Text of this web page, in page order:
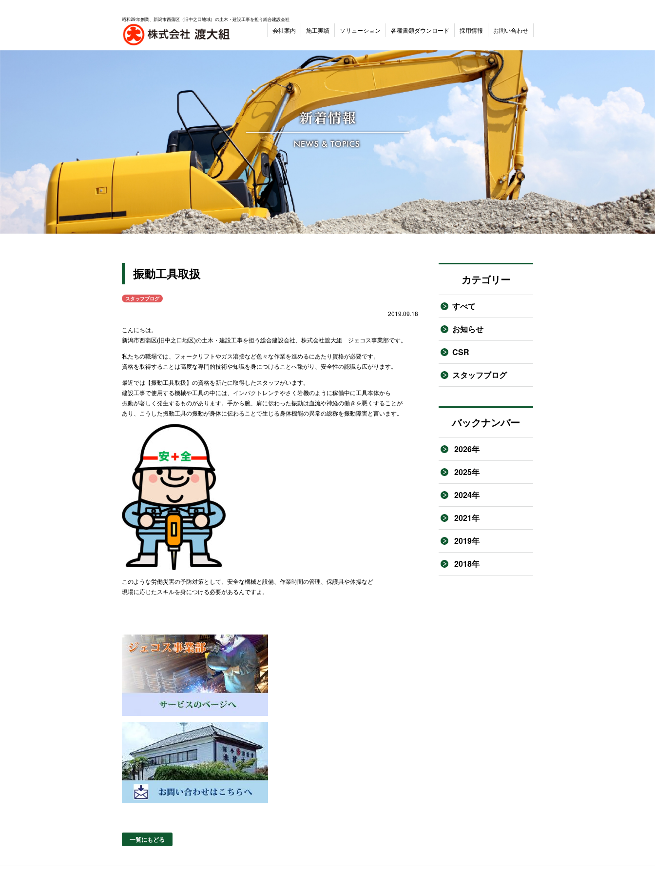
昭和29年創業、新潟市西蒲区（旧中之口地域）の土木・建設工事を担う総合建設会社
会社案内 施工実績 ソリューション 各種書類ダウンロード 採用情報 お問い合わせ
振動工具取扱
スタッフブログ
2019.09.18
こんにちは。
新潟市西蒲区(旧中之口地区)の土木・建設工事を担う総合建設会社、株式会社渡大組 ジェコス事業部です。
私たちの職場では、フォークリフトやガス溶接など色々な作業を進めるにあたり資格が必要です。
資格を取得することは高度な専門的技術や知識を身につけることへ繋がり、安全性の認識も広がります。
最近では【振動工具取扱】の資格を新たに取得したスタッフがいます。
建設工事で使用する機械や工具の中には、インパクトレンチやさく岩機のように稼働中に工具本体から
振動が著しく発生するものがあります。手から腕、肩に伝わった振動は血流や神経の働きを悪くすることが
あり、こうした振動工具の振動が身体に伝わることで生じる身体機能の異常の総称を振動障害と言います。
このような労働災害の予防対策として、安全な機械と設備、作業時間の管理、保護具や体操など
現場に応じたスキルを身につける必要があるんですよ。
一覧にもどる
カテゴリー
すべて
お知らせ
CSR
スタッフブログ
バックナンバー
2026年
2025年
2024年
2021年
2019年
2018年